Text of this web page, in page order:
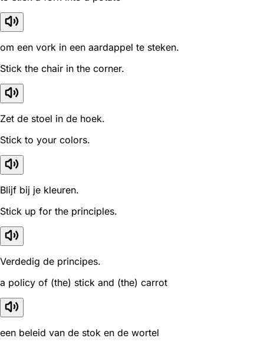
om een vork in een aardappel te steken.
Stick the chair in the corner.
Zet de stoel in de hoek.
Stick to your colors.
Blijf bij je kleuren.
Stick up for the principles.
Verdedig de principes.
a policy of (the) stick and (the) carrot
een beleid van de stok en de wortel